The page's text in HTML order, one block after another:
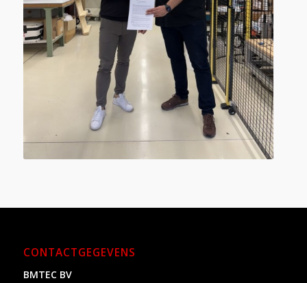
CONTACTGEGEVENS
BMTEC BV